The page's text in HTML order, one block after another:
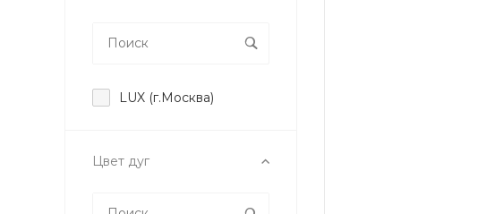
LUX (г.Москва)
Цвет дуг